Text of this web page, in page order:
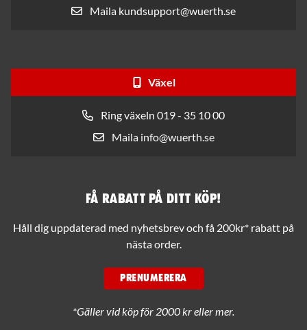
Maila kundsupport@wuerth.se
Växel
Ring växeln 019 - 35 10 00
Maila info@wuerth.se
Få rabatt på ditt köp!
Håll dig uppdaterad med nyhetsbrev och få 200kr* rabatt på
nästa order.
PRENUMERERA
*Gäller vid köp för 2000 kr eller mer.